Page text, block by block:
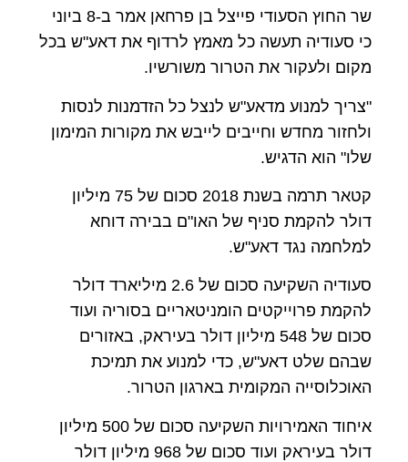
שר החוץ הסעודי פייצל בן פרחאן אמר ב-8 ביוני
כי סעודיה תעשה כל מאמץ לרדוף את דאע"ש בכל
מקום ולעקור את הטרור משורשיו.
"צריך למנוע מדאע"ש לנצל כל הזדמנות לנסות
ולחזור מחדש וחייבים לייבש את מקורות המימון
שלו" הוא הדגיש.
קטאר תרמה בשנת 2018 סכום של 75 מיליון
דולר להקמת סניף של האו"ם בבירה דוחא
למלחמה נגד דאע"ש.
סעודיה השקיעה סכום של 2.6 מיליארד דולר
להקמת פרוייקטים הומניטאריים בסוריה ועוד
סכום של 548 מיליון דולר בעיראק, באזורים
שבהם שלט דאע"ש, כדי למנוע את תמיכת
האוכלוסייה המקומית בארגון הטרור.
איחוד האמירויות השקיעה סכום של 500 מיליון
דולר בעיראק ועוד סכום של 968 מיליון דולר